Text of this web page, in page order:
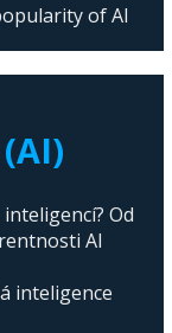
of AI
Od
AI
inteligence